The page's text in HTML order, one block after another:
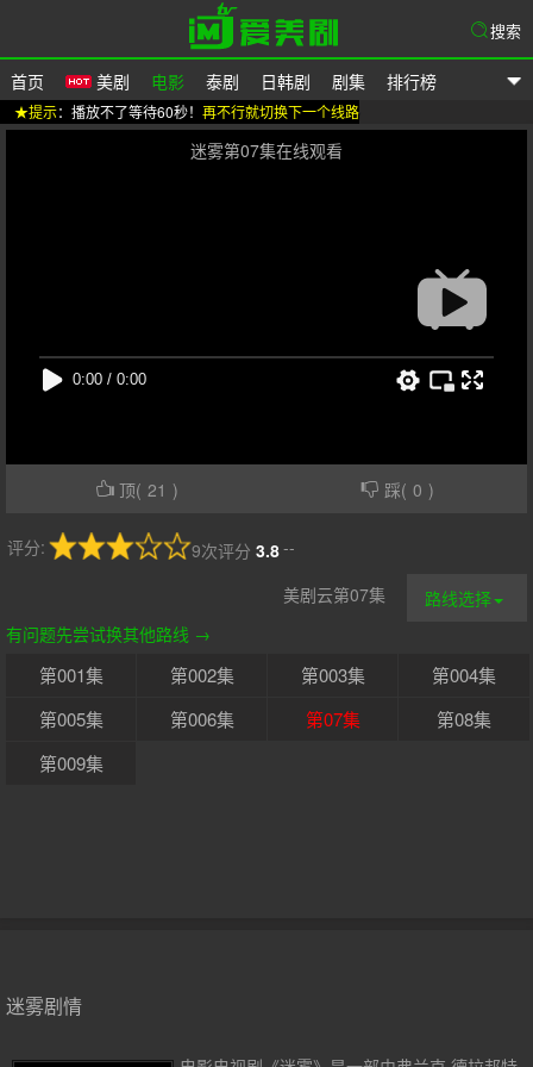
爱美剧
首页 美剧 电影 泰剧 日韩剧 剧集 排行榜
搜索
★提示：播放不了等待60秒！ 再不行就切换下一个线路
迷雾第07集在线观看
顶( 21 ) 踩( 0 )
评分: 3.8
9次评分 --
路线选择
美剧云第07集
有问题先尝试换其他路线 →
第001集 第002集 第003集
第004集
第005集
第006集 第07集
第08集
第009集
迷雾剧情